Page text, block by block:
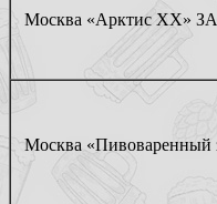
Москва «Арктис ХХ»
Москва «Пивоваренный